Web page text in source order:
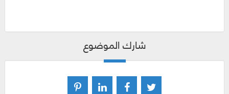
شارك الموضوع